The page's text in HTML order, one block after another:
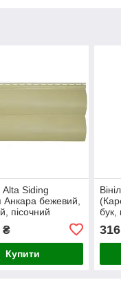
Siding
Анкара бежевий,
пісочний
₴
Купити
бук,